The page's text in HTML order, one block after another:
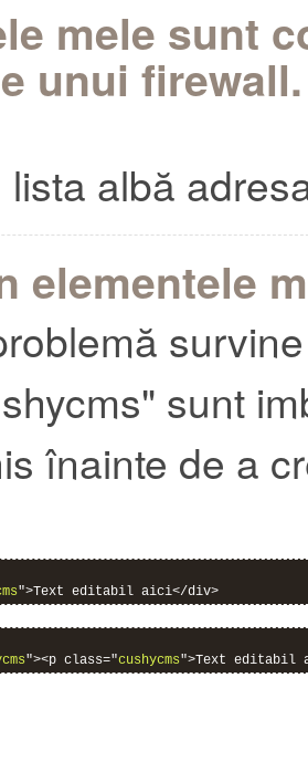
mele sunt
unui
lista albă
elementele
sunt
înainte de a
">Text editabil aici</div>
"><p class="cushycms">Text editabil